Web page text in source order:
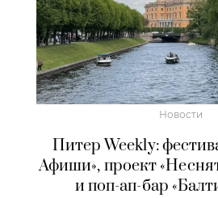
Новости
Питер Weekly:
Афиши», проект
и поп-ап-бар